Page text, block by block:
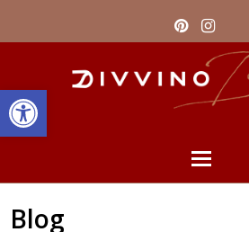
Barra de Ferramentas Aberta
Pinterest
Blog